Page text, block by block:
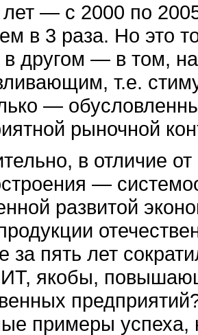
лет — с 2000 по
в 3 раза. Но это
в другом — в том,
т.е.
—
рыночной
в отличие от
—
развитой
за пять лет
якобы,
примеры успеха,